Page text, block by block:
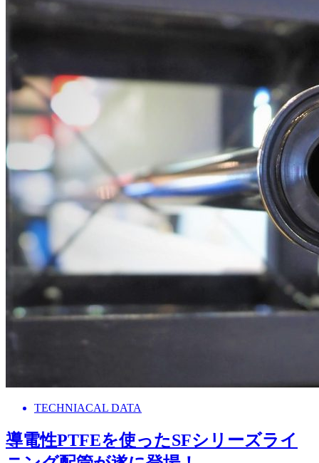
TECHNIACAL DATA
導電性PTFEを使ったSFシリーズライ